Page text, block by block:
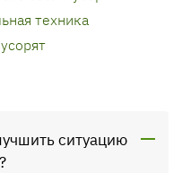
техника
ситуацию